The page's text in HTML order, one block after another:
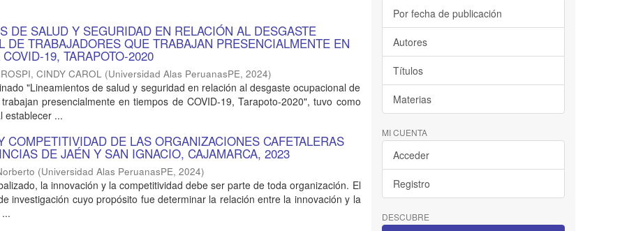
DE SALUD Y SEGURIDAD EN RELACIÓN AL DESGASTE
DE TRABAJADORES QUE TRABAJAN PRESENCIALMENTE EN
19, TARAPOTO-2020
CINDY CAROL (Universidad Alas PeruanasPE,2024)
"Lineamientos de salud y seguridad en relación al desgaste ocupacional de
presencialmente en tiempos de COVID-19, Tarapoto-2020", tuvo como
establecer ...
COMPETITIVIDAD DE LAS ORGANIZACIONES CAFETALERAS
DE JAÉN Y SAN IGNACIO, CAJAMARCA, 2023
(Universidad Alas PeruanasPE,2024)
la innovación y la competitividad debe ser parte de toda organización. El
investigación cuyo propósito fue determinar la relación entre la innovación y la
Por fecha de publicación
Autores
Títulos
Materias
MI CUENTA
Acceder
Registro
DESCUBRE